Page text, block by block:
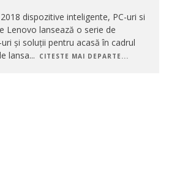
dispozitive inteligente, PC-uri si
Lenovo lansează o serie de
și soluții pentru acasă în cadrul
lansa... CITESTE MAI DEPARTE...